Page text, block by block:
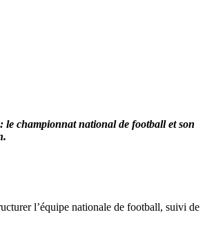
le championnat national de football et son
l’équipe nationale de football, suivi de